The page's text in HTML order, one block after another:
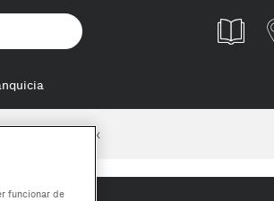
expo 32gb 2x
funcionar de